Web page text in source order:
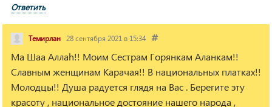
Ответить
Темирлан 28 сентября 2021 в 15:34
Ма Шаа Аллаh!! Моим Сестрам Горянкам Аланкам!!
Славным женщинам Карачая!! В национальных платках!!
Молодцы!! Душа радуется глядя на Вас . Берегите эту
красоту , национальное достояние нашего народа ,